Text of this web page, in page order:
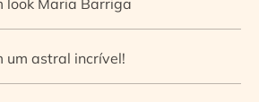
um astral incrível!